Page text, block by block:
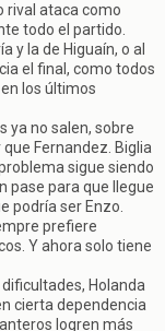
rival ataca como
todo el partido.
y la de Higuaín, o al
el final, como todos
los últimos
ya no salen, sobre
Fernandez. Biglia
sigue siendo
pase para que llegue
podría ser Enzo.
prefiere
Y ahora solo tiene
Holanda
cierta dependencia
logren más